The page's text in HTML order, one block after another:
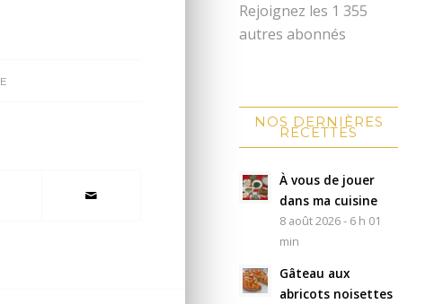
Rejoignez les 1 355
autres abonnés
NOS DERNIÈRES
RECETTES
À vous de jouer
dans ma cuisine
8 août 2026 - 6 h 01
min
Gâteau aux
abricots noisettes